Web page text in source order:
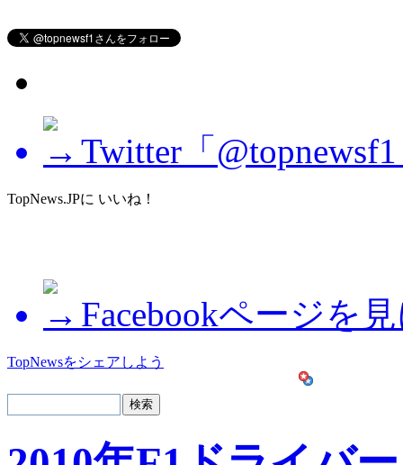
Twitter「
TopNews.JPに いいね！
Facebookページを
TopNewsをシェアしよう